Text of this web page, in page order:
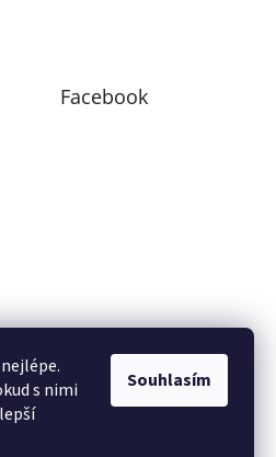
s nimi
Souhlasím
Facebook
Siro Blum - perfecting motion